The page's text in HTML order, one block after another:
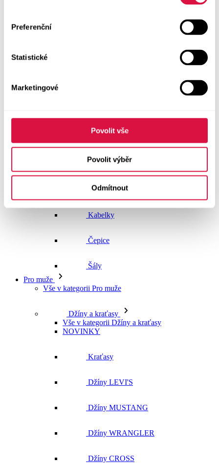
Preferenční
Statistické
Marketingové
Povolit vše
Povolit výběr
Odmítnout
Boty GEOX
Pásky
Peněženky
Kabelky
Čepice
Šály
Pro muže
Vše v kategorii Pro muže
Džíny a kraťasy
Vše v kategorii Džíny a kraťasy
NOVINKY
Kraťasy
Džíny LEVI'S
Džíny MUSTANG
Džíny WRANGLER
Džíny CROSS